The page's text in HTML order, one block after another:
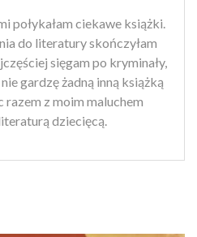
połykałam ciekawe książki.
do literatury skończyłam
sięgam po kryminały,
gardzę żadną inną książką
razem z moim maluchem
dziecięcą.